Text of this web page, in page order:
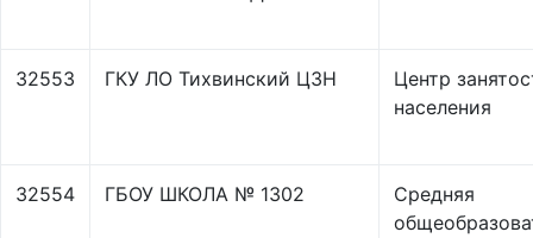
32553 ГКУ ЛО Тихвинский ЦЗН
Центр
населения
32554 ГБОУ ШКОЛА № 1302
Средняя